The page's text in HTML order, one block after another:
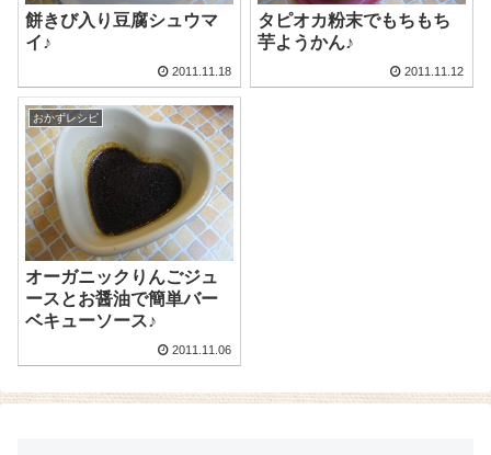
餅きび入り豆腐シュウマ
イ♪
2011.11.18
タピオカ粉末でもちもち
芋ようかん♪
2011.11.12
おかずレシピ
オーガニックりんごジュ
ースとお醤油で簡単バー
ベキューソース♪
2011.11.06